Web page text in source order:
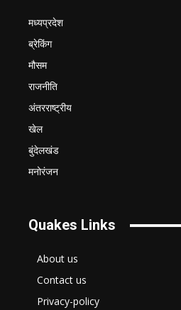
मध्यप्रदेश
ब्रेकिंग
मौसम
राजनीति
अंतरराष्ट्रीय
खेल
बुंदेलखंड
मनोरंजन
Quakes Links
About us
Contact us
Privacy-policy